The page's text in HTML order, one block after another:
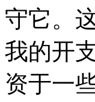
守它。
我的开
资于一